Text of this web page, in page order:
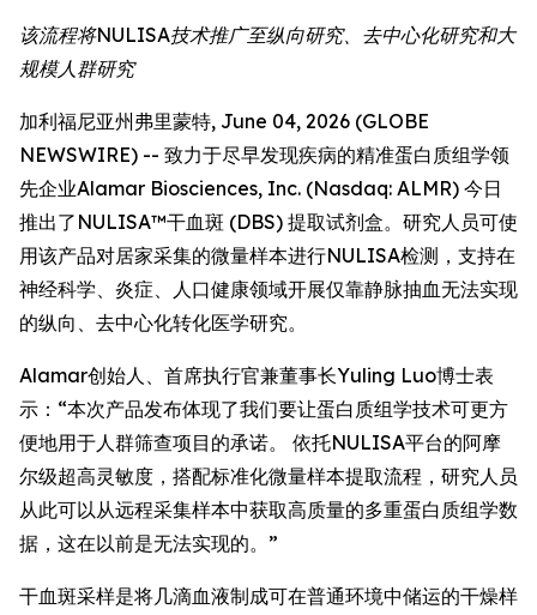
该流程将NULISA技术推广至纵向研究、去中心化研究和大
规模人群研究
加利福尼亚州弗里蒙特, June 04, 2026 (GLOBE
NEWSWIRE) -- 致力于尽早发现疾病的精准蛋白质组学领
先企业Alamar Biosciences, Inc. (Nasdaq: ALMR) 今日
推出了NULISA™干血斑 (DBS) 提取试剂盒。研究人员可使
用该产品对居家采集的微量样本进行NULISA检测，支持在
神经科学、炎症、人口健康领域开展仅靠静脉抽血无法实现
的纵向、去中心化转化医学研究。
Alamar创始人、首席执行官兼董事长Yuling Luo博士表
示：“本次产品发布体现了我们要让蛋白质组学技术可更方
便地用于人群筛查项目的承诺。 依托NULISA平台的阿摩
尔级超高灵敏度，搭配标准化微量样本提取流程，研究人员
从此可以从远程采集样本中获取高质量的多重蛋白质组学数
据，这在以前是无法实现的。”
干血斑采样是将几滴血液制成可在普通环境中储运的干燥样